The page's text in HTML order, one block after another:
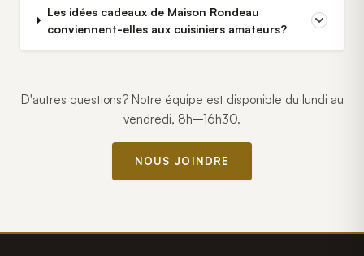
Les idées cadeaux de Maison Rondeau
conviennent-elles aux cuisiniers amateurs?
D'autres questions? Notre équipe est disponible du lundi au
vendredi, 8h–16h30.
NOUS JOINDRE